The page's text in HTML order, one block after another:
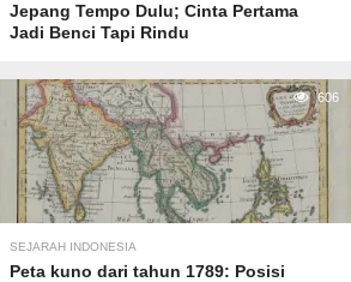
Jepang Tempo Dulu; Cinta Pertama
Jadi Benci Tapi Rindu
606
SEJARAH INDONESIA
Peta kuno dari tahun 1789: Posisi